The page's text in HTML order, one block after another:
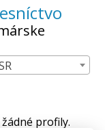
profily.